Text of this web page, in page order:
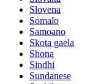
Slovena
Somalo
Samoano
Skota gaela
Shona
Sindhi
Sundanese